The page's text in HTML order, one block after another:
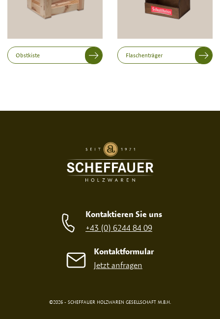
Obstkiste Flaschenträger
Kontaktieren Sie uns
+43 (0) 6244 84 09
Kontaktformular
Jetzt anfragen
©2026 - SCHEFFAUER HOLZWAREN GESELLSCHAFT M.B.H.